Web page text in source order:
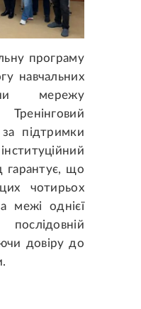
програму
навчальних
мережу
Тренінговий
підтримки
гарантує, що
чотирьох
межі однієї
довіру до